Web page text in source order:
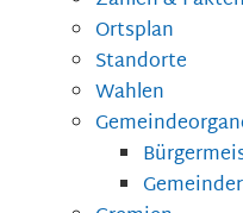
Ortsplan
Standorte
Wahlen